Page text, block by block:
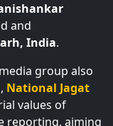
and
India.
group also
National Jagat
values of
reporting, aiming